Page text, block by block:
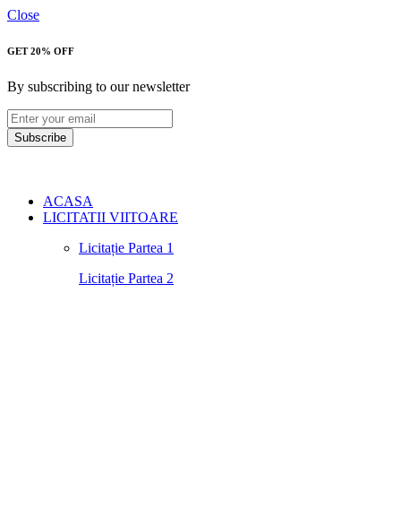
Close
GET 20% OFF
By subscribing to our newsletter
Subscribe
ACASA
LICITATII VIITOARE
Licitație Partea 1
Licitație Partea 2